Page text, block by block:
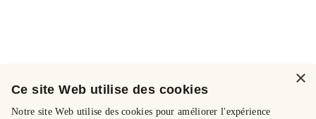
×
Ce site Web utilise des cookies
Notre site Web utilise des cookies pour améliorer l'expérience